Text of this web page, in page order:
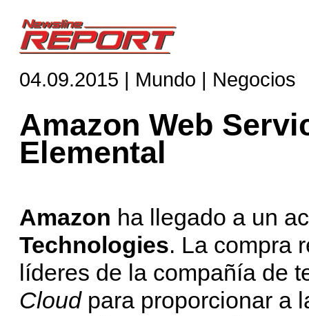
04.09.2015 | Mundo | Negocios
Amazon Web
Elemental
Amazon ha llegado a un
Technologies. La compra
líderes de la compañía de
Cloudpara proporcionar a